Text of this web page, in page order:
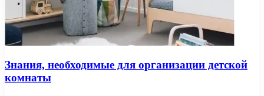
Знания, необходимые для организации детской
комнаты